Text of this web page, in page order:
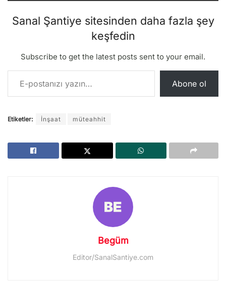
Sanal Şantiye sitesinden daha fazla şey
keşfedin
Subscribe to get the latest posts sent to your email.
E-postanızı yazın…
Abone ol
Etiketler: İnşaat müteahhit
Begüm
Editor/SanalSantiye.com